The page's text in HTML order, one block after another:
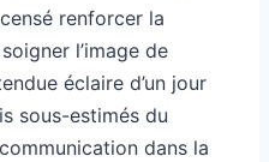
renforcer la
l’image de
éclaire d’un jour
sous-estimés du
dans la